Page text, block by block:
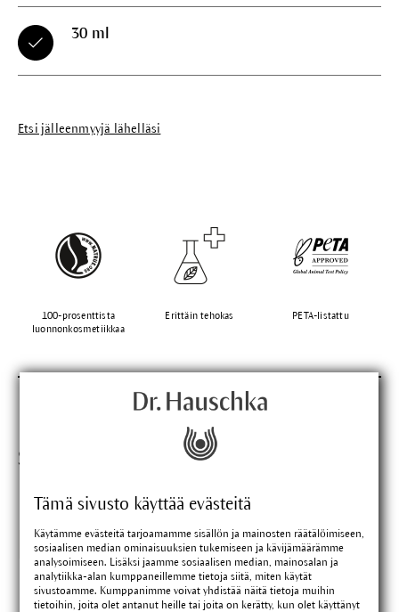
Tämä sivusto käyttää evästeitä
Käytämme evästeitä tarjoamamme sisällön ja mainosten räätälöimiseen,
sosiaalisen median ominaisuuksien tukemiseen ja kävijämäärämme
analysoimiseen. Lisäksi jaamme sosiaalisen median, mainosalan ja
analytiikka-alan kumppaneillemme tietoja siitä, miten käytät
sivustoamme. Kumppanimme voivat yhdistää näitä tietoja muihin
tietoihin, joita olet antanut heille tai joita on kerätty, kun olet käyttänyt
30 ml
Etsi jälleenmyyjä lähelläsi
100-prosenttista
luonnonkosmetiikkaa
Erittäin tehokas PETA-listattu
Sopivat tuotteet
Zufriedenheit
sgarantie